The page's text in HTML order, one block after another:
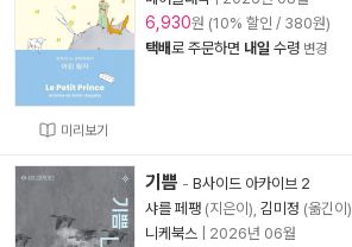
미리보기
6,930원 (10% 할인 / 380원)
택배로 주문하면 내일 수령 변경
기쁨 - B사이드 아카이브 2
샤를 페팽 (지은이), 김미정 (옮긴이)
니케북스
2026년 06월